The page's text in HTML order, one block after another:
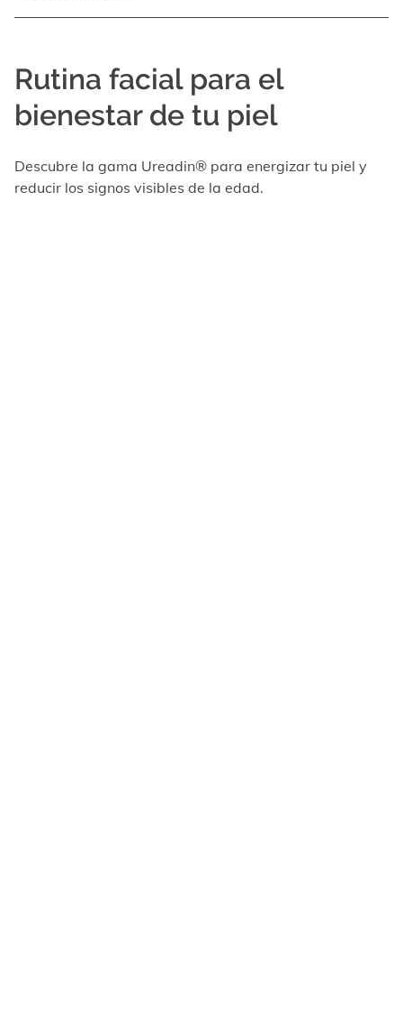
Rutina facial para el
bienestar de tu piel
Descubre la gama Ureadin® para energizar tu piel y
reducir los signos visibles de la edad.